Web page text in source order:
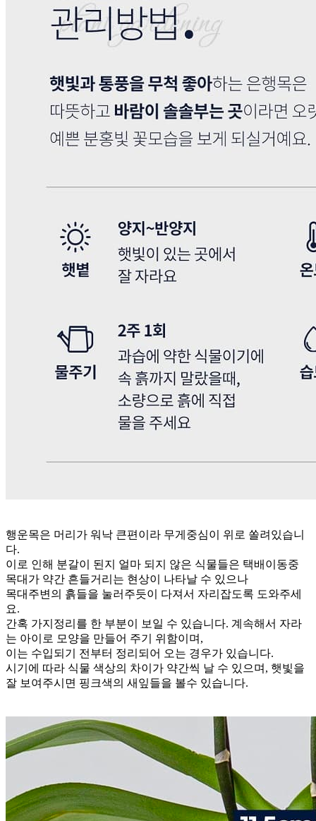
행운목은 머리가 워낙 큰편이라 무게중심이 위로 쏠려있습니
다.
이로 인해 분갈이 된지 얼마 되지 않은 식물들은 택배이동중
목대가 약간 흔들거리는 현상이 나타날 수 있으나
목대주변의 흙들을 눌러주듯이 다져서 자리잡도록 도와주세
요.
간혹 가지정리를 한 부분이 보일 수 있습니다. 계속해서 자라
는 아이로 모양을 만들어 주기 위함이며,
이는 수입되기 전부터 정리되어 오는 경우가 있습니다.
시기에 따라 식물 색상의 차이가 약간씩 날 수 있으며, 햇빛을
잘 보여주시면 핑크색의 새잎들을 볼수 있습니다.